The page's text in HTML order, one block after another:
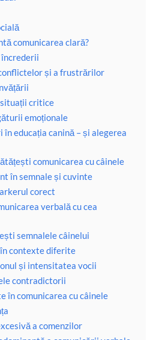
comunicarea clară?
și a frustrărilor
critice
emoționale
educația canină – și alegerea
comunicarea cu câinele
în semnale și cuvinte
corect
verbală cu cea
semnalele câinelui
contexte diferite
și intensitatea vocii
contradictorii
în comunicarea cu câinele
a comenzilor